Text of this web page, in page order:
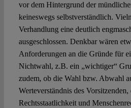
vor dem Hintergrund der
keineswegs selbstverständlich.
Verhandlung eine deutlich
ausgeschlossen. Denkbar wären
Anforderungen an die Gründe für
Nichtwahl, z.B. ein „wichtiger“
zudem, ob die Wahl bzw. Abwahl
Werteverständnis des
Rechtsstaatlichkeit und